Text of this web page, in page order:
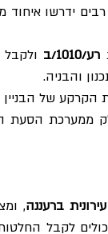
רע/1010/ב
הקרקע של